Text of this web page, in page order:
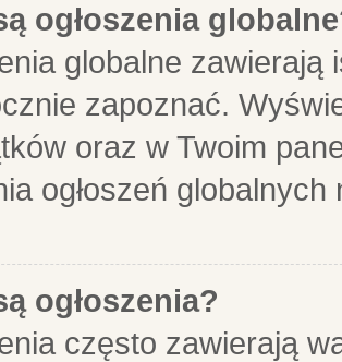
ogłoszenia
globalne
zapoznać.
oraz w Twoim
ogłoszeń
ogłoszenia?
często zawierają